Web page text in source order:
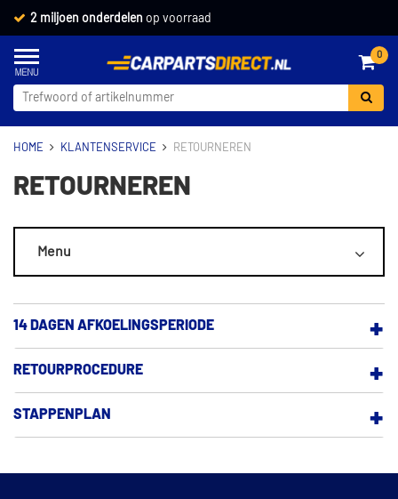
2 miljoen onderdelen op voorraad
0
HOME KLANTENSERVICE RETOURNEREN
RETOURNEREN
Menu
BETALEN EN GELDZAKEN
14 DAGEN AFKOELINGSPERIODE
RETOURPROCEDURE
STAPPENPLAN